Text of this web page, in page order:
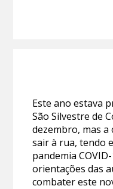
Este ano estava
São Silvestre de
dezembro, mas
sair à rua, tendo
pandemia
orientações das
combater este